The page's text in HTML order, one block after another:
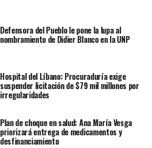
Defensora del Pueblo le pone la lupa al
nombramiento de Didier Blanco en la UNP
Hospital del Líbano: Procuraduría exige
suspender licitación de $79 mil millones por
irregularidades
Plan de choque en salud: Ana María Vesga
priorizará entrega de medicamentos y
desfinanciamiento